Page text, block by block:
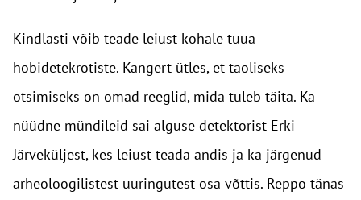
Kindlasti võib teade leiust kohale tuua
hobidetekrotiste. Kangert ütles, et taoliseks
otsimiseks on omad reeglid, mida tuleb täita. Ka
nüüdne mündileid sai alguse detektorist Erki
Järveküljest, kes leiust teada andis ja ka järgenud
arheoloogilistest uuringutest osa võttis. Reppo tänas